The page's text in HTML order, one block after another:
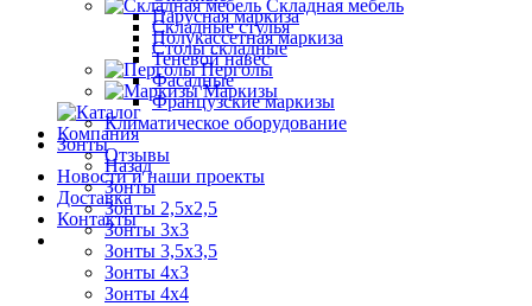
Складная мебель
Складные стулья
Столы складные
Перголы
Маркизы
Компания
Отзывы
Новости и наши проекты
Доставка
Контакты
Парусная маркиза
Полукассетная маркиза
Теневой навес
Фасадные
Французские маркизы
Климатическое оборудование
Зонты
Назад
Зонты
Зонты 2,5х2,5
Зонты 3х3
Зонты 3,5х3,5
Зонты 4х3
Зонты 4х4